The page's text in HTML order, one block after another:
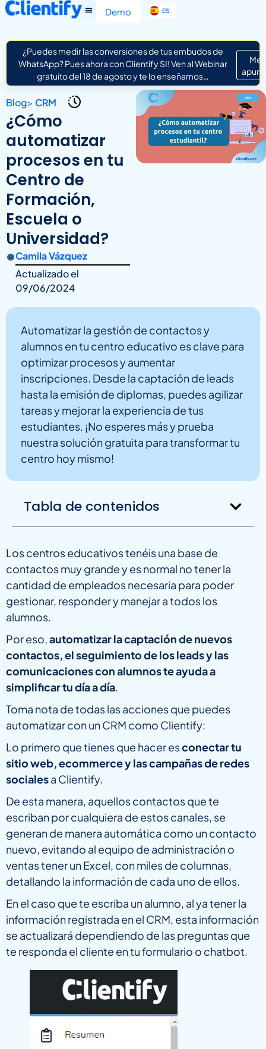
Demo ES
IT
¿Puedes medir las conversiones de tus embudos de
WhatsApp? Pues ahora con Clientify SI! Ven al Webinar
gratuito del 18 de agosto y te lo enseñamos…
Me
Blog> CRM
¿Cómo
automatizar
procesos en tu
Centro de
Formación,
Escuela o
Universidad?
Camila Vázquez
Actualizado el
09/06/2024
Automatizar la gestión de contactos y
alumnos en tu centro educativo es clave para
optimizar procesos y aumentar
inscripciones. Desde la captación de leads
hasta la emisión de diplomas, puedes agilizar
tareas y mejorar la experiencia de tus
estudiantes. ¡No esperes más y prueba
nuestra solución gratuita para transformar tu
centro hoy mismo!
Tabla de contenidos
Los centros educativos tenéis una base de
contactos muy grande y es normal no tener la
cantidad de empleados necesaria para poder
gestionar, responder y manejar a todos los
alumnos.
Por eso,automatizar la captación de nuevos
contactos, el seguimiento de los leads y las
comunicaciones con alumnos te ayuda a
simplificar tu día a día.
Toma nota de todas las acciones que puedes
automatizar con un CRM como Clientify:
Lo primero que tienes que hacer esconectar tu
sitio web, ecommerce y las campañasde redes
socialesa Clientify.
De esta manera, aquellos contactos que te
escriban por cualquiera de estos canales, se
generan de manera automática como un contacto
nuevo, evitando al equipo de administración o
ventas tener un Excel, con miles de columnas,
detallando la información de cada uno de ellos.
En el caso que te escriba un alumno, al ya tener la
información registrada en el CRM, esta información
se actualizará dependiendo de las preguntas que
te responda el cliente en tu formulario o chatbot.